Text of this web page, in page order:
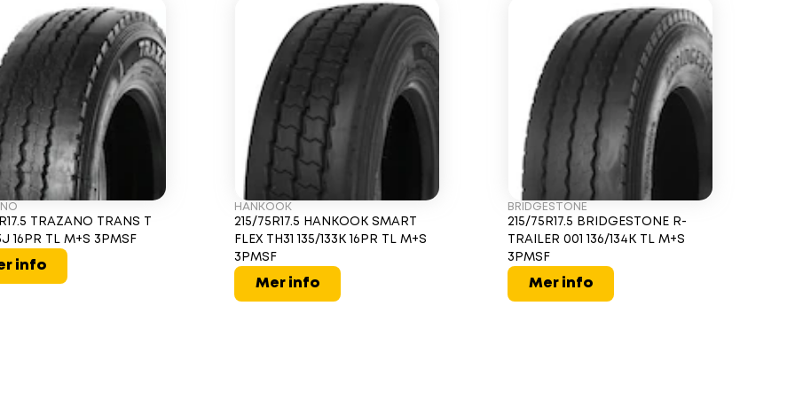
TRAZANO TRANS T
16PR TL M+S 3PMSF
info
HANKOOK
215/75R17.5 HANKOOK SMART
FLEX TH31 135/133K 16PR TL M+S
3PMSF
Mer info
BRIDGESTONE
215/75R17.5 BRIDGESTONE R-
TRAILER 001 136/134K TL M+S
3PMSF
Mer info